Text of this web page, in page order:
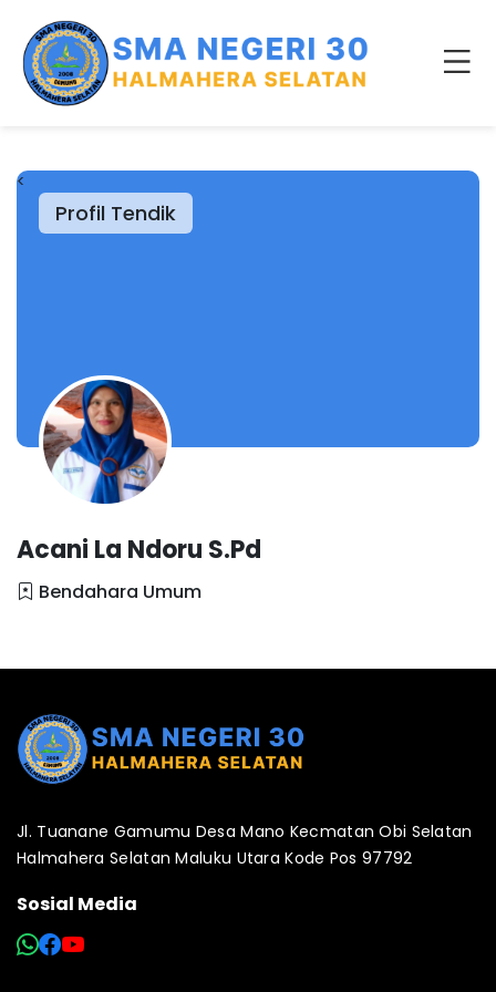
Profil Tendik
<
Acani La Ndoru S.Pd
Bendahara Umum
Jl. Tuanane Gamumu Desa Mano Kecmatan Obi Selatan
Halmahera Selatan Maluku Utara Kode Pos 97792
Sosial Media